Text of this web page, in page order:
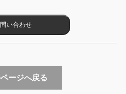
ージへ戻る